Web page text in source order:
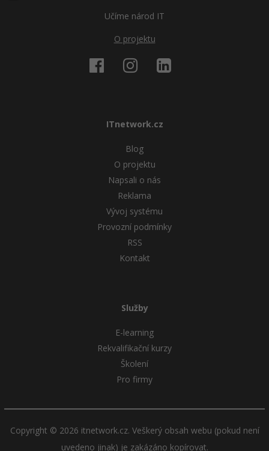
Učíme národ IT
O projektu
ITnetwork.cz
Blog
O projektu
Napsali o nás
Reklama
Vývoj systému
Provozní podmínky
RSS
Kontakt
Služby
E-learning
Rekvalifikační kurzy
Školení
Pro firmy
Copyright © 2026 itnetwork.cz. Veškerý obsah webu (pokud není
uvedeno jinak) je zakázáno kopírovat.